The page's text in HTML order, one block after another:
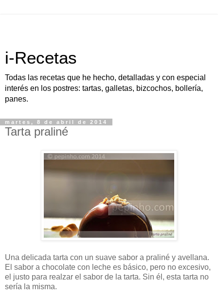
i-Recetas
Todas las recetas que he hecho, detalladas y con especial
interés en los postres: tartas, galletas, bizcochos, bollería,
panes.
martes, 8 de abril de 2014
Tarta praliné
Una delicada tarta con un suave sabor a praliné y avellana.
El sabor a chocolate con leche es básico, pero no excesivo,
el justo para realzar el sabor de la tarta. Sin él, esta tarta no
sería la misma.